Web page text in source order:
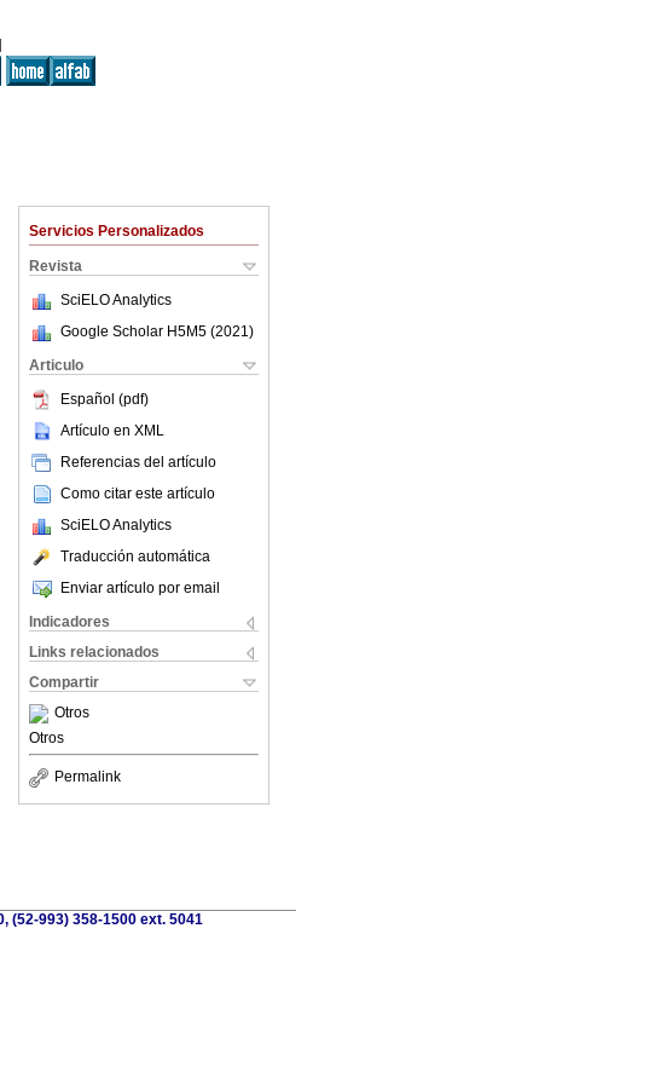
Servicios Personalizados
Revista
SciELO Analytics
Google Scholar H5M5 (2021 )
Articulo
Español (pdf)
Artículo en XML
Referencias del artículo
Como citar este artículo
SciELO Analytics
Traducción automática
Enviar artículo por email
Indicadores
Links relacionados
Compartir
Otros
Otros
Permalink
(52-993) 358-1500 ext. 5041